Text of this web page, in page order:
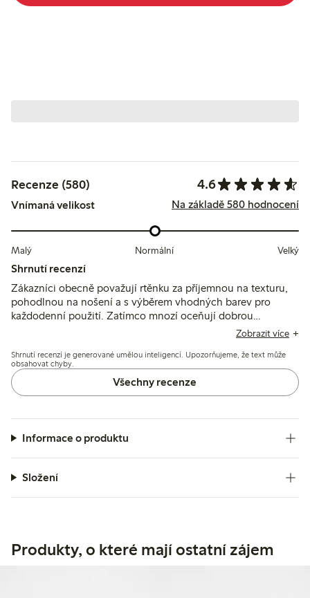
Recenze (580) 4.6
Vnímaná velikost Na základě 580 hodnocení
Malý Normální Velký
Shrnutí recenzí
Zákazníci obecně považují rtěnku za příjemnou na texturu,
pohodlnou na nošení a s výběrem vhodných barev pro
každodenní použití. Zatímco mnozí oceňují dobrou
pigmentaci a výdrž, někteří zmiňují problémy s měkkostí,
světelných podmínek.
Zobrazit více
Shrnutí recenzí je generované umělou inteligencí. Upozorňujeme, že text může
obsahovat chyby.
Všechny recenze
Informace o produktu
Složení
Produkty, o které mají ostatní zájem